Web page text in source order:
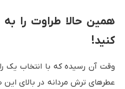
همین حالا طراوت را
کنید!
وقت آن رسیده که با انتخاب یک
عطرهای ترش مردانه در بالای